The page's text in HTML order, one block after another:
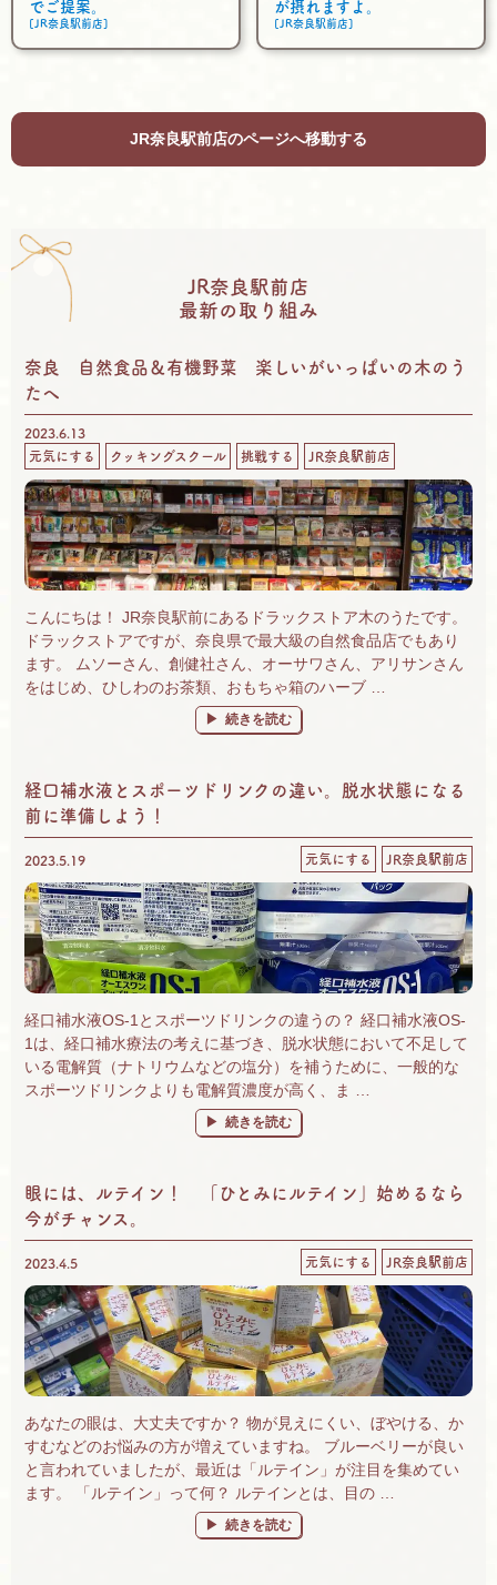
でご提案。
[JR奈良駅前店]
が摂れますよ。
[JR奈良駅前店]
JR奈良駅前店のページへ移動する
JR奈良駅前店
最新の取り組み
奈良 自然食品＆有機野菜 楽しいがいっぱいの木のう
たへ
2023.6.13
元気にする
クッキングスクール 挑戦する JR奈良駅前店
こんにちは！ JR奈良駅前にあるドラックストア木のうたです。
ドラックストアですが、奈良県で最大級の自然食品店でもあり
ます。 ムソーさん、創健社さん、オーサワさん、アリサンさん
をはじめ、ひしわのお茶類、おもちゃ箱のハーブ …
“奈良 自然食品＆有機野菜 楽しいがいっぱ
続きを読む
経口補水液とスポーツドリンクの違い。脱水状態になる
前に準備しよう！
2023.5.19 元気にする JR奈良駅前店
経口補水液OS-1とスポーツドリンクの違うの？ 経口補水液OS-
1は、経口補水療法の考えに基づき、脱水状態において不足して
いる電解質（ナトリウムなどの塩分）を補うために、一般的な
スポーツドリンクよりも電解質濃度が高く、ま …
“経口補水液とスポーツドリンクの違い。脱
続きを読む
眼には、ルテイン！ 「ひとみにルテイン」始めるなら
今がチャンス。
2023.4.5 元気にする JR奈良駅前店
あなたの眼は、大丈夫ですか？ 物が見えにくい、ぼやける、か
すむなどのお悩みの方が増えていますね。 ブルーベリーが良い
と言われていましたが、最近は「ルテイン」が注目を集めてい
ます。 「ルテイン」って何？ ルテインとは、目の …
“眼には、ルテイン！ 「ひとみにルテイン
続きを読む